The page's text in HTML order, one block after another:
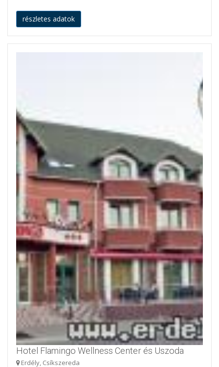
részletes adatok
Hotel Flamingo Wellness Center és Uszoda
Erdély, Csíkszereda